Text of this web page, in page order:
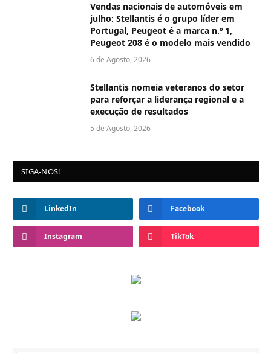
Vendas nacionais de automóveis em
julho: Stellantis é o grupo líder em
Portugal, Peugeot é a marca n.º 1,
Peugeot 208 é o modelo mais vendido
6 de Agosto, 2026
Stellantis nomeia veteranos do setor
para reforçar a liderança regional e a
execução de resultados
5 de Agosto, 2026
SIGA-NOS!
LinkedIn Facebook
Instagram TikTok